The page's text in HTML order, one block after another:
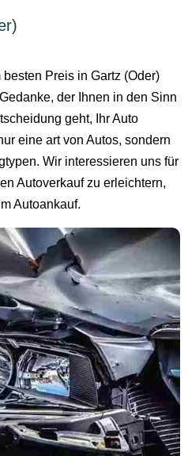
Preis in Gartz (Oder)
der Ihnen in den Sinn
geht, Ihr Auto
eine art von Autos, sondern
Wir interessieren uns für
Autoverkauf zu erleichtern,
Autoankauf.